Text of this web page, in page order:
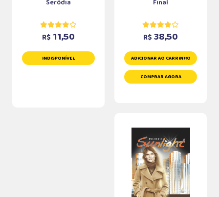
Serôdia
R$ 11,50
INDISPONÍVEL
Final
R$ 38,50
ADICIONAR AO CARRINHO
COMPRAR AGORA